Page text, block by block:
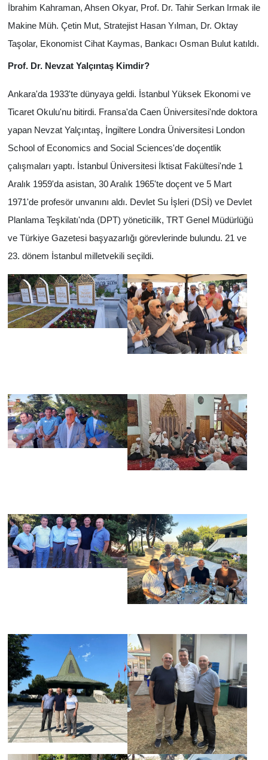
İbrahim Kahraman, Ahsen Okyar, Prof. Dr. Tahir Serkan Irmak ile
Makine Müh. Çetin Mut, Stratejist Hasan Yılman, Dr. Oktay
Taşolar, Ekonomist Cihat Kaymas, Bankacı Osman Bulut katıldı.
Prof. Dr. Nevzat Yalçıntaş Kimdir?
Ankara'da 1933'te dünyaya geldi. İstanbul Yüksek Ekonomi ve
Ticaret Okulu'nu bitirdi. Fransa'da Caen Üniversitesi'nde doktora
yapan Nevzat Yalçıntaş, İngiltere Londra Üniversitesi London
School of Economics and Social Sciences'de doçentlik
çalışmaları yaptı. İstanbul Üniversitesi İktisat Fakültesi'nde 1
Aralık 1959'da asistan, 30 Aralık 1965'te doçent ve 5 Mart
1971'de profesör unvanını aldı. Devlet Su İşleri (DSİ) ve Devlet
Planlama Teşkilatı'nda (DPT) yöneticilik, TRT Genel Müdürlüğü
ve Türkiye Gazetesi başyazarlığı görevlerinde bulundu. 21 ve
23. dönem İstanbul milletvekili seçildi.